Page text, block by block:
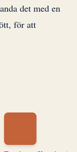
det med en
för att